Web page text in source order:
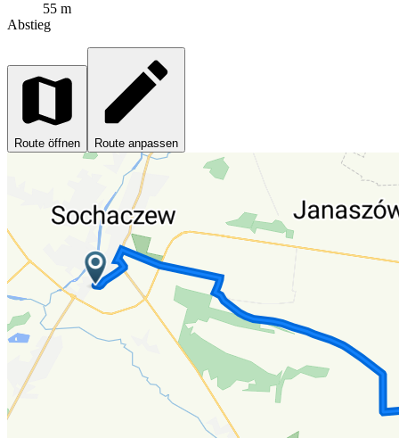
55 m
Abstieg
Route öffnen Route anpassen